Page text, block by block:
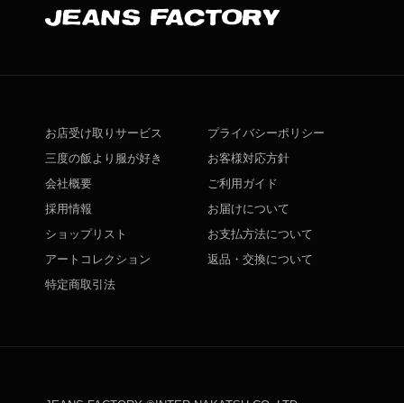
お店受け取りサービス
三度の飯より服が好き
会社概要
採用情報
ショップリスト
アートコレクション
特定商取引法
プライバシーポリシー
お客様対応方針
ご利用ガイド
お届けについて
お支払方法について
返品・交換について